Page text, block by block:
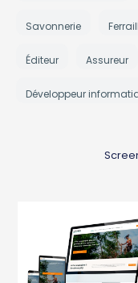
Savonnerie
Éditeur Assureur
Développeur